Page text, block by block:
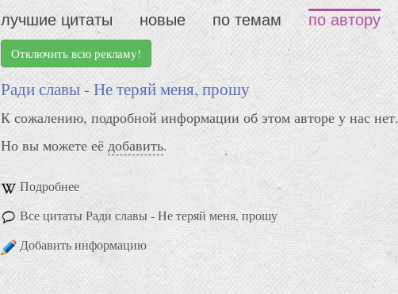
лучшие цитаты новые по темам по автору
Отключить всю рекламу!
Ради славы - Не теряй меня, прошу
К сожалению, подробной информации об этом авторе у нас нет.
Но вы можете её добавить.
Подробнее
Все цитаты Ради славы - Не теряй меня, прошу
Добавить информацию